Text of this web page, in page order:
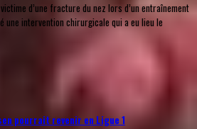
d’une fracture du nez lors d’un entraînement
une intervention chirurgicale qui a eu lieu le
pourrait revenir en Ligue 1